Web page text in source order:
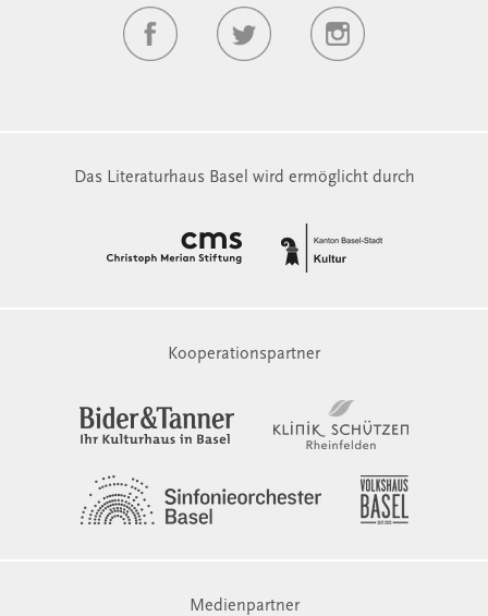
Das Literaturhaus Basel wird ermöglicht durch
Kooperationspartner
Medienpartner